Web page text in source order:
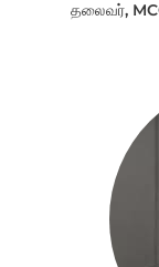
தலைவர்,